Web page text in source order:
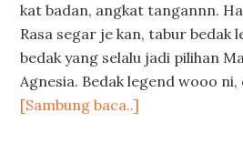
kat badan, angkat tangannn.
Rasa segar je kan, tabur bedak
bedak yang selalu jadi pilihan
Agnesia. Bedak legend wooo ni,
[Sambung baca..]